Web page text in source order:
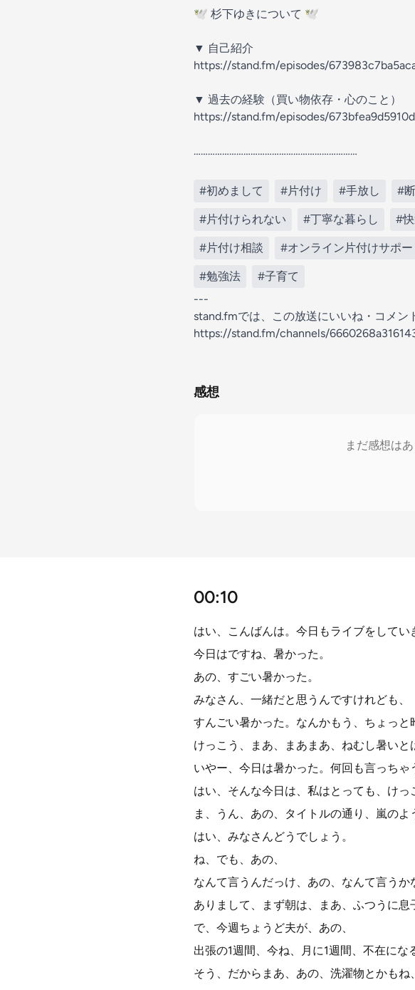
🕊 杉下ゆきについて 🕊️
▼ 自己紹介
https://stand.fm/episodes/
▼ 過去の経験（買い物依存・心のこと）
https://stand.fm/episodes/
……………………………………………………………
#初めまして #片付け #手放し #
#片付けられない #丁寧な暮らし #
#片付け相談 #オンライン片付けサポー
#勉強法
#子育て
---
stand.fmでは、この放送にいいね・コメン
https://stand.fm/channels/
感想
まだ感想は
00:10
はい、こんばんは。今日もライブをしてい
今日はですね、暑かった。
あの、すごい暑かった。
みなさん、一緒だと思うんですけれども、
すんごい暑かった。なんかもう、ちょっと
けっこう、まあ、まあまあ、ねむし暑いと
いやー、今日は暑かった。何回も言っちゃ
はい、そんな今日は、私はとっても、けっ
ま、うん、あの、タイトルの通り、嵐のよ
はい、みなさんどうでしょう。
ね、でも、あの、
なんて言うんだっけ、あの、なんて言うか
ありまして、まず朝は、まあ、ふつうに息
で、今週ちょうど夫が、あの、
出張の1週間、今ね、月に1週間、不在にな
そう、だからまあ、あの、洗濯物とかもね